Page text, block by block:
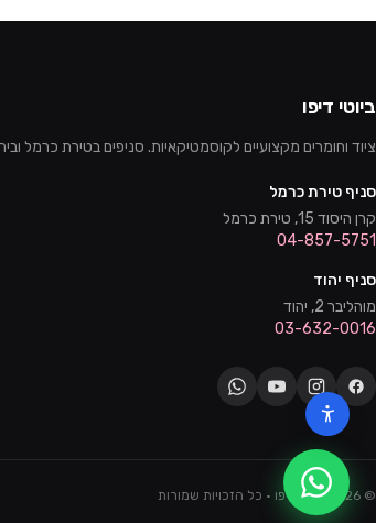
ביוטי דיפו
ציוד וחומרים מקצועיים לקוסמטיקאיות. סניפים בטירת כרמל
סניף טירת כרמל
קרן היסוד 15, טירת כרמל
04-857-5751
סניף יהוד
מוהליבר 2, יהוד
03-632-0016
©
2026ביוטי דיפו · כל הזכויות שמורות